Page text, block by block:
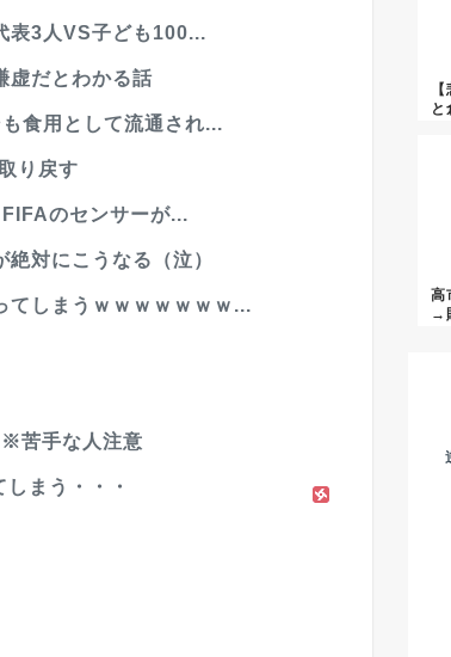
表3人VS子ども100...
虚だとわかる話
食用として流通され...
り戻す
のセンサーが...
対にこうなる（泣）
てしまうｗｗｗｗｗｗｗ...
※苦手な人注意
まう・・・
と
高
→